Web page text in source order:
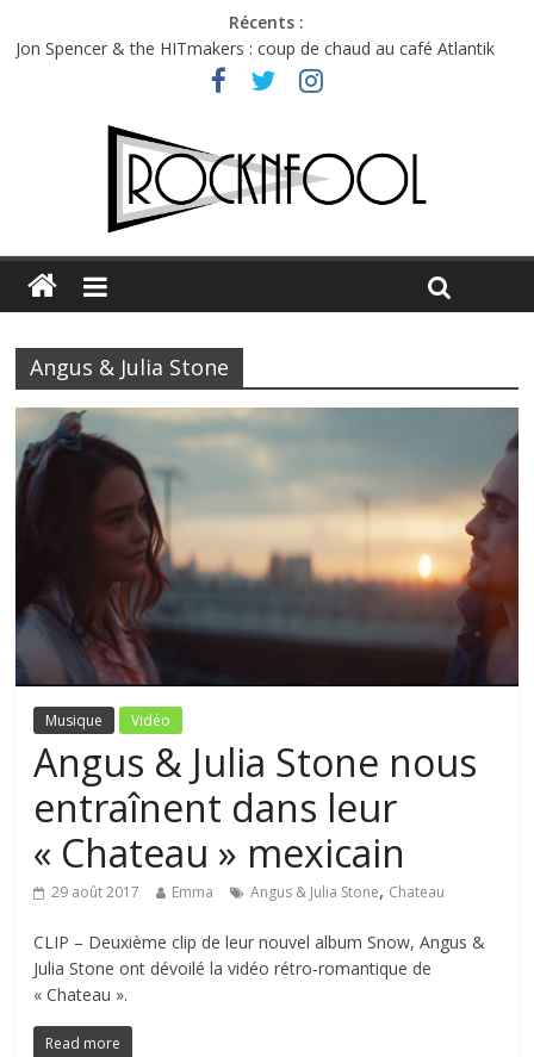
Récents :
Jon Spencer & the HITmakers : coup de chaud au café Atlantik
Hellfest 2026 vendredi : température et émotions en hausse
Hellfest 2026 jeudi : impossible de choisir entre chaleur et bonne
Première édition du Midgard Festival : entre bière, métal et
Charlie Puth à l’Olympia : la leçon de pop du Professeur Puth
Angus & Julia Stone
Musique Vidéo
Angus & Julia Stone nous
entraînent dans leur
« Chateau » mexicain
29 août 2017 Emma Angus & Julia Stone, Chateau
CLIP – Deuxième clip de leur nouvel album Snow, Angus &
Julia Stone ont dévoilé la vidéo rétro-romantique de
« Chateau ».
Read more